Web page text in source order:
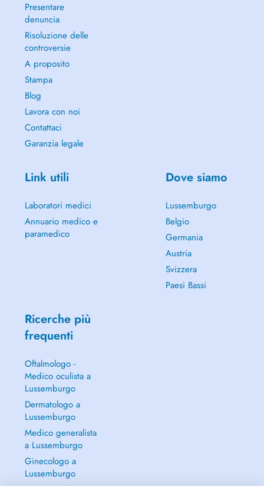
Presentare
denuncia
Risoluzione delle
controversie
A proposito
Stampa
Blog
Lavora con noi
Contattaci
Garanzia legale
Link utili
Laboratori medici
Annuario medico e
paramedico
Dove siamo
Lussemburgo
Belgio
Germania
Austria
Svizzera
Paesi Bassi
Ricerche più
frequenti
Oftalmologo -
Medico oculista a
Lussemburgo
Dermatologo a
Lussemburgo
Medico generalista
a Lussemburgo
Ginecologo a
Lussemburgo
Continua a leggere